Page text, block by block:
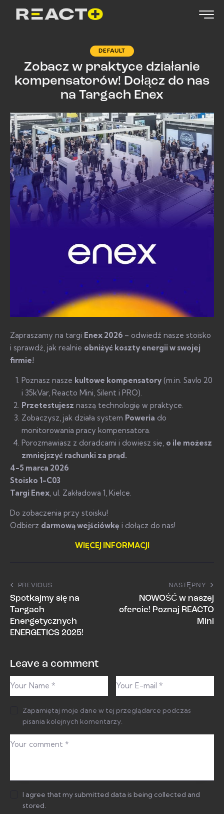
DEFAULT
Zobacz w praktyce działanie
kompensatorów! Dołącz do nas
na Targach Enex
Zapraszamy na targi Enex 2026 – odwiedź nasze stoisko
i sprawdź, jak realnie obniżyć koszty energii w swojej
firmie!
Poznasz nasze kultowe kompensatory(m.in. Savlo 20
i 35kVar, Reacto Mini, Silent i PRO).
Przetestujesz naszą technologię w praktyce.
Zobaczysz, jak działa system Poweria do
monitorowania pracy kompensatora.
Porozmawiasz z doradcami i dowiesz się, o ile możesz
zmniejszyć rachunki za prąd.
4-5 marca 2026
Stoisko 1-C03
Targi Enex , ul. Zakładowa 1, Kielce.
Do zobaczenia przy stoisku!
Odbierz darmową wejściówkę i dołącz do nas!
WIĘCEJ INFORMACJI
PREVIOUS
Spotkajmy się na
Targach
Energetycznych
ENERGETICS 2025!
NASTĘPNY
NOWOŚĆ w naszej
ofercie! Poznaj REACTO
Mini
Leave a comment
Zapamiętaj moje dane w tej przeglądarce podczas
pisania kolejnych komentarzy.
I agree that my submitted data is being collected and
stored.